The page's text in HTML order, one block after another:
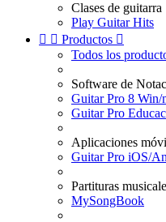
Clases de guitarra
Play Guitar Hits
  Productos 
Todos los
Software de
Guitar Pro 8 Win/
Guitar Pro
Aplicaciones
Guitar Pro iOS/
Partituras
MySongBook